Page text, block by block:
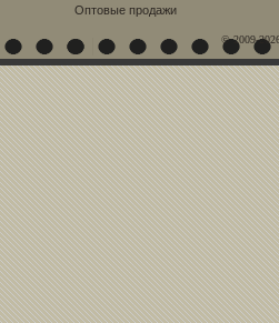
Оптовые продажи
© 2009-